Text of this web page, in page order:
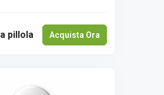
a pillola Acquista Ora